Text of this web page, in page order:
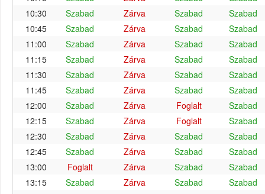
10:30
Szabad Zárva Szabad
Szabad
10:45
Szabad Zárva Szabad
Szabad
11:00
Szabad Zárva Szabad
Szabad
11:15
Szabad Zárva Szabad
Szabad
11:30
Szabad Zárva Szabad
Szabad
11:45
Szabad Zárva Szabad
Szabad
12:00
Szabad Zárva Foglalt
Szabad
12:15
Szabad Zárva Foglalt
Szabad
12:30
Szabad Zárva Szabad
Szabad
12:45
Szabad Zárva Szabad
Szabad
13:00
Foglalt Zárva Szabad
Szabad
13:15
Szabad Zárva Szabad
Szabad